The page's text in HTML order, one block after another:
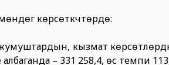
көрсөткүчтөрдө:
кызмат
– 331 258,4, өсүү темпи